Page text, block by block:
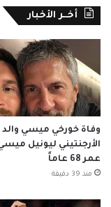
أخــر الأخبار
وفاة خورخي ميسي والد
الأرجنتيني ليونيل
عمر 68 عاماً
منذ 39 دقيقة